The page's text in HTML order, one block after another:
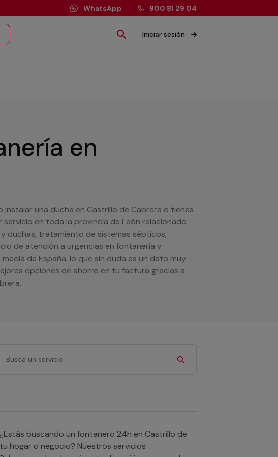
WhatsApp 900 81 29 04
Iniciar sesión
en
una ducha en Castrillo de Cabrera o tienes
en toda la provincia de León relacionado
duchas, tratamiento de sistemas sépticos,
de atención a urgencias en fontanería y
de España, lo que sin duda es un dato muy
opciones de ahorro en tu factura gracias a
hogar o negocio? Nuestros servicios